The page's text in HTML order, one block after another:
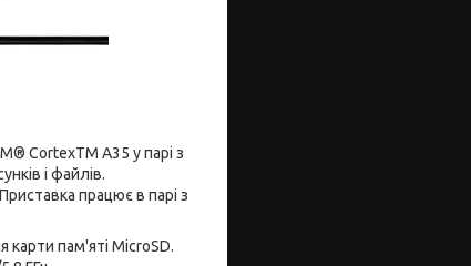
CortexTM A35 у парі з
і файлів.
працює в парі з
карти пам'яті MicroSD.